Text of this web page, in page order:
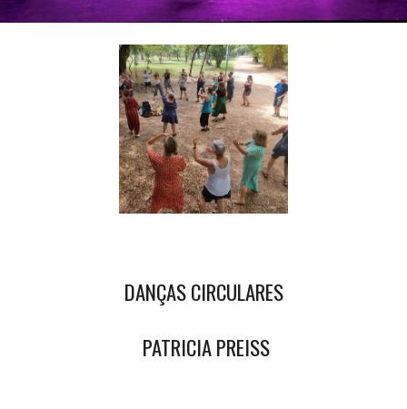
DANÇAS CIRCULARES
PATRICIA PREISS